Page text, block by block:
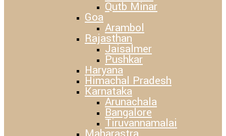
Qutb Minar
Goa
Arambol
Rajasthan
Jaisalmer
Pushkar
Haryana
Himachal Pradesh
Karnataka
Arunachala
Bangalore
Tiruvannamalai